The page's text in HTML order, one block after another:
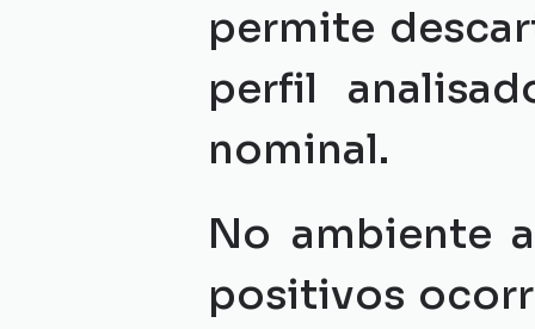
permite
perfil
nominal.
No ambiente
positivos